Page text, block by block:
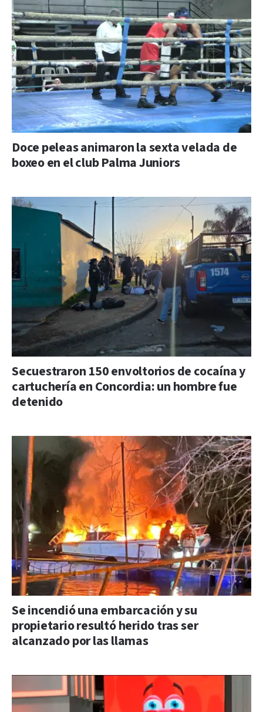
Doce peleas animaron la sexta velada de
boxeo en el club Palma Juniors
Secuestraron 150 envoltorios de cocaína y
cartuchería en Concordia: un hombre fue
detenido
Se incendió una embarcación y su
propietario resultó herido tras ser
alcanzado por las llamas